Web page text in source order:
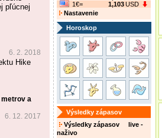
pľúcnej
6. 2. 2018
Hike
a
6. 12. 2017
1€=
1,103USD
Nastavenie
Horoskop
Výsledky zápasov
Výsledky zápasov live -
naživo